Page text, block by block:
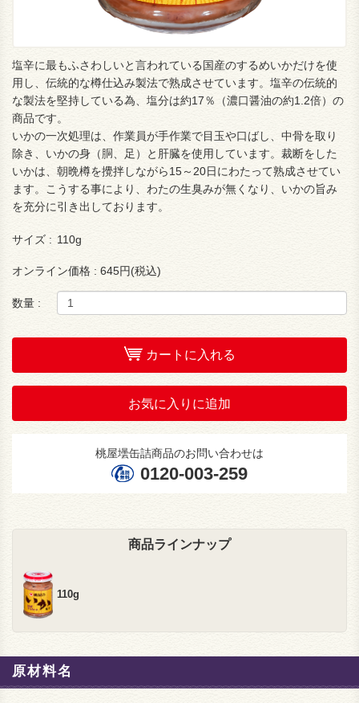
塩辛に最もふさわしいと言われている国産のするめいかだけを使
用し、伝統的な樽仕込み製法で熟成させています。塩辛の伝統的
な製法を堅持している為、塩分は約17％（濃口醤油の約1.2倍）の
商品です。
いかの一次処理は、作業員が手作業で目玉や口ばし、中骨を取り
除き、いかの身（胴、足）と肝臓を使用しています。裁断をした
いかは、朝晩樽を攪拌しながら15～20日にわたって熟成させてい
ます。こうする事により、わたの生臭みが無くなり、いかの旨み
を充分に引き出しております。
サイズ : 110g
オンライン価格 : 645円(税込)
数量 :
カートに入れる
お気に入りに追加
桃屋壜缶詰商品のお問い合わせは
0120-003-259
商品ラインナップ
110g
原材料名